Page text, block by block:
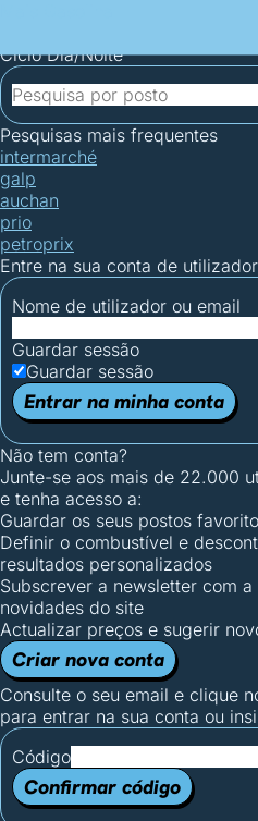
Ciclo Dia/Noite
Pesquisas mais frequentes
intermarché
galp
auchan
prio
petroprix
Entre na sua conta de utilizador
Nome de utilizador ou email
Guardar sessão
Guardar sessão
Entrar na minha conta
Não tem conta?
Junte-se aos mais de 22.000
e tenha acesso a:
Guardar os seus postos
Definir o combustível e
resultados personalizados
Subscrever a newsletter com
novidades do site
Actualizar preços e sugerir
Criar nova conta
Consulte o seu email e clique
para entrar na sua conta ou
Código
Confirmar código